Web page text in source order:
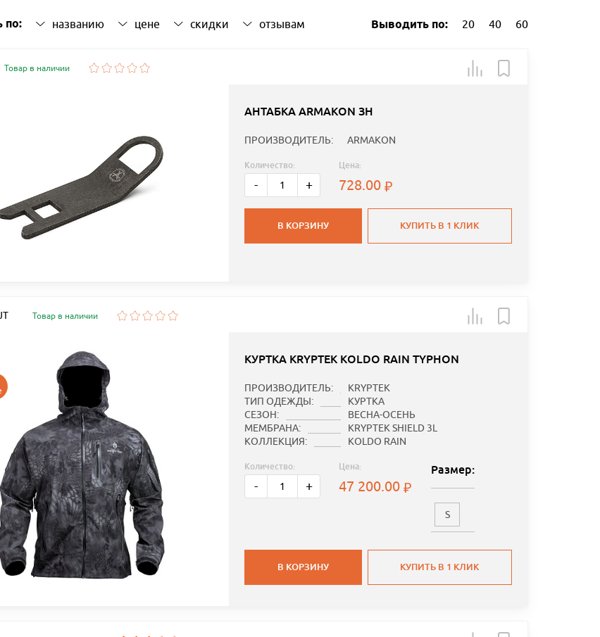
по: названию цене скидки отзывам Выводить по: 20 40 60
Товар в наличии
АНТАБКА ARMAKON ЗН
ПРОИЗВОДИТЕЛЬ: ARMAKON
Количество:
- +
Цена:
728.00
В КОРЗИНУ КУПИТЬ В 1 КЛИК
Товар в наличии
КУРТКА KRYPTEK KOLDO RAIN TYPHON
ПРОИЗВОДИТЕЛЬ:
KRYPTEK
ТИП ОДЕЖДЫ:
КУРТКА
СЕЗОН:
ВЕСНА-ОСЕНЬ
МЕМБРАНА:
KRYPTEK SHIELD 3L
КОЛЛЕКЦИЯ:
KOLDO RAIN
Количество:
- +
Цена:
47 200.00
Размер:
S
В КОРЗИНУ КУПИТЬ В 1 КЛИК